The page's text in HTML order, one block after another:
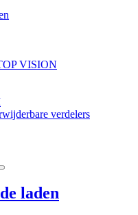
VISION
verdelers
laden